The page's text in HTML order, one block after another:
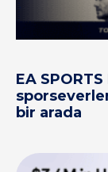
EA
bir arada